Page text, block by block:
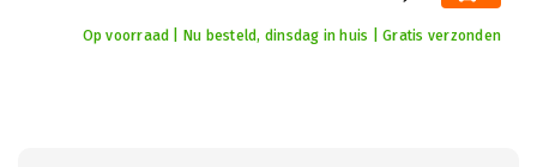
Op voorraad | Nu besteld, dinsdag in huis | Gratis verzonden